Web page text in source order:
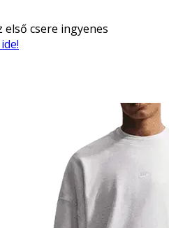
első csere ingyenes